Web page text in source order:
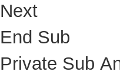
Next
End Sub
Private Sub